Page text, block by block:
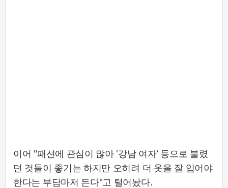
이어 "패션에 관심이 많아 ‘강남 여자’ 등으로 불렸
던 것들이 좋기는 하지만 오히려 더 옷을 잘 입어야
한다는 부담마저 든다"고 털어놨다.